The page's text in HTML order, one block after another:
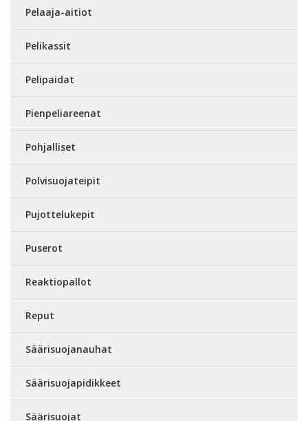
Pelaaja-aitiot
Pelikassit
Pelipaidat
Pienpeliareenat
Pohjalliset
Polvisuojateipit
Pujottelukepit
Puserot
Reaktiopallot
Reput
Säärisuojanauhat
Säärisuojapidikkeet
Säärisuojat